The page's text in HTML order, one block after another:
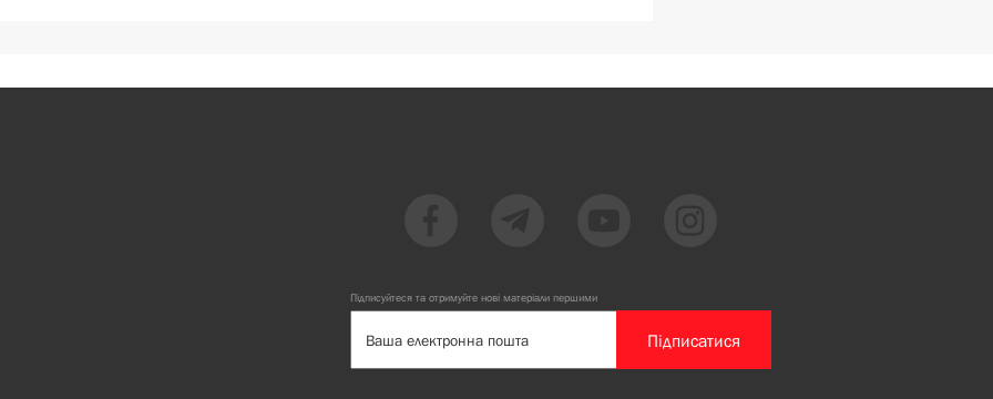
Підписуйтеся та отримуйте нові матеріали першими
Підписатися